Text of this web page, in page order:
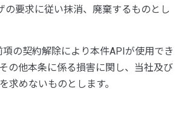
の要求に従い抹消、廃棄するものとし
の契約解除により本件APIが使用でき
の他本条に係る損害に関し、当社及び
求めないものとします。